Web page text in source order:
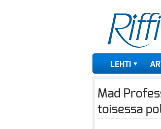
LEHTI
Mad
toisessa